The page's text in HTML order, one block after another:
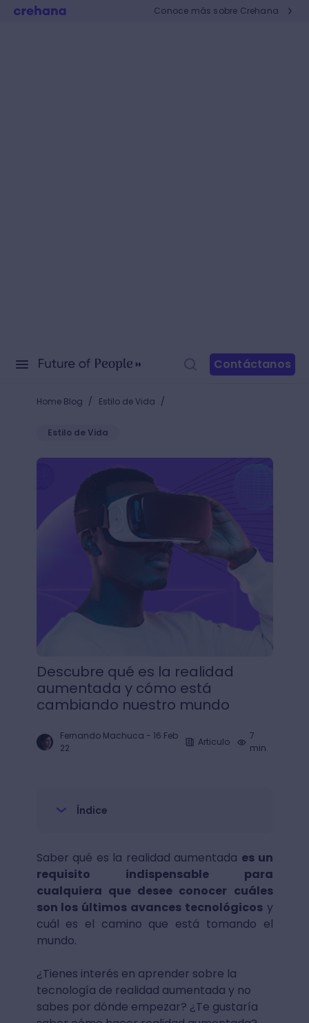
Conoce más sobre Crehana
Contáctanos
Home Blog / Estilo de Vida /
Estilo de Vida
Descubre qué es la realidad aumentada y cómo
Descubre qué es la realidad
aumentada y cómo está
cambiando nuestro mundo
Fernando Machuca - 16 Feb
22
Articulo
7
min.
Índice
Saber qué es la realidad aumentada es un
requisito indispensable para
cualquiera que desee conocer cuáles
son los últimos avances tecnológicosy
cuál es el camino que está tomando el
mundo.
¿Tienes interés en aprender sobre la
tecnología de realidad aumentada y no
sabes por dónde empezar? ¿Te gustaría